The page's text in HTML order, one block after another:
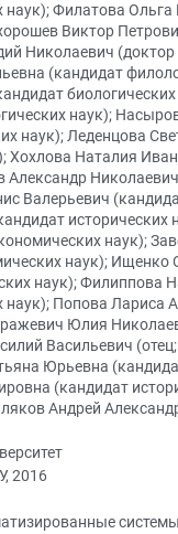
Филатова Ольга
Виктор
Николаевич (доктор
(кандидат
наук);
наук); Леденцова
Хохлова Наталия
Александр
Валерьевич
исторических
наук);
наук); Ищенко
наук); Филиппова
Попова Лариса
Юлия
Васильевич
Юрьевна
(кандидат
Андрей
2016